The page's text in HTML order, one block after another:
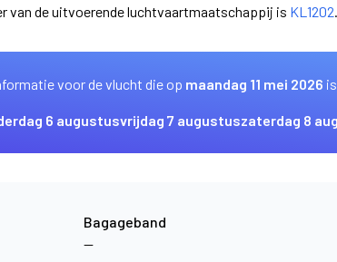
van de uitvoerende luchtvaartmaatschappij is KL1202.
voor de vlucht die op maandag 11 mei 2026
6 augustusvrijdag 7 augustuszaterdag 8
Bagageband
—